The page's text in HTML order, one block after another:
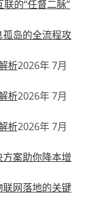
的“任督二脉”
岛的全流程攻
析2026年 7月
析2026年 7月
析2026年 7月
案助你降本增
网落地的关键